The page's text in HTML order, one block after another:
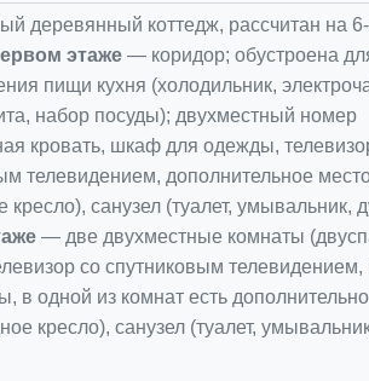
деревянный коттедж, рассчитан на
этаже— коридор; обустроена
пищи кухня (холодильник,
набор посуды); двухместный номер
кровать, шкаф для одежды,
телевидением, дополнительное
кресло), санузел (туалет, умывальник,
— две двухместные комнаты
со спутниковым
в одной из комнат есть
кресло), санузел (туалет,